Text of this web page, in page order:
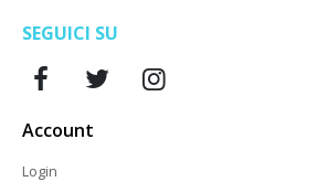
SEGUICI SU
Account
Login